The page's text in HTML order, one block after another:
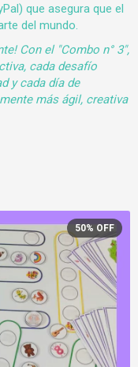
que asegura que el
del mundo.
Con el "Combo n° 3",
cada desafío
y cada día de
más ágil, creativa
50% OFF